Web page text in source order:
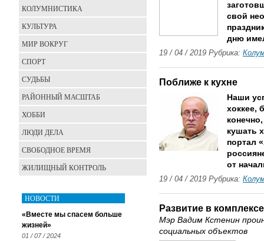
свой
дню
19 / 04 / 2019 Рубрика:
Поближе к кухне
Наши
хоккее,
кушать
портал
от
19 / 04 / 2019 Рубрика:
Развитие в комплексе
Мэр Вадим Кстенин
социальных объектов
КОЛУМНИСТИКА
КУЛЬТУРА
МИР ВОКРУГ
СПОРТ
СУДЬБЫ
РАЙОННЫЙ МАСШТАБ
ХОББИ
ЛЮДИ ДЕЛА
СВОБОДНОЕ ВРЕМЯ
ЖИЛИЩНЫЙ КОНТРОЛЬ
НОВОСТИ
«Вместе мы спасем больше
жизней»
01 / 07 / 2024